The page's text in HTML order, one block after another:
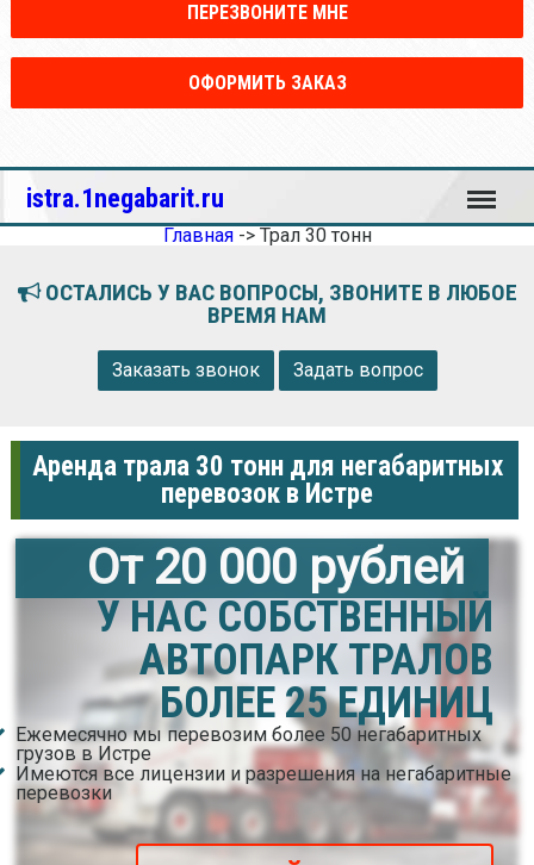
ПЕРЕЗВОНИТЕ МНЕ
ОФОРМИТЬ ЗАКАЗ
istra.1negabarit.ru Меню
Главная-> Трал 30 тонн
ОСТАЛИСЬ У ВАС ВОПРОСЫ, ЗВОНИТЕ В ЛЮБОЕ
ВРЕМЯ НАМ
Заказать звонок Задать вопрос
Аренда трала 30 тонн для негабаритных
перевозок в Истре
От 20 000 рублей
У НАС СОБСТВЕННЫЙ
АВТОПАРК ТРАЛОВ
БОЛЕЕ 25 ЕДИНИЦ
Ежемесячно мы перевозим более 50 негабаритных
грузов в Истре
Имеются все лицензии и разрешения на негабаритные
перевозки